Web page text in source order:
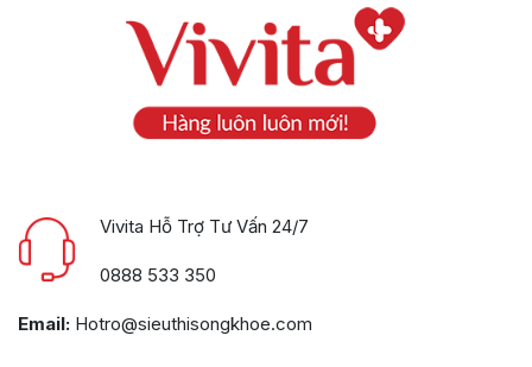
Vivita Hỗ Trợ Tư Vấn 24/7
0888 533 350
Email: Hotro@sieuthisongkhoe.com